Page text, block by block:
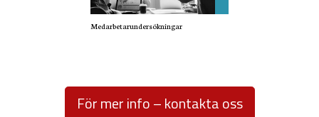
Medarbetarundersökningar
För mer info – kontakta oss
används.
För att vår
hemsida ska